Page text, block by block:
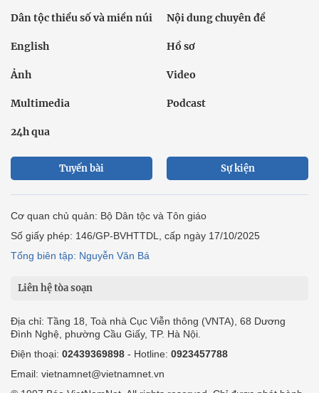
Dân tộc thiểu số và miền núi Nội dung chuyên đề
English Hồ sơ
Ảnh Video
Multimedia Podcast
24h qua
Tuyến bài Sự kiện
Cơ quan chủ quản: Bộ Dân tộc và Tôn giáo
Số giấy phép: 146/GP-BVHTTDL, cấp ngày 17/10/2025
Tổng biên tập: Nguyễn Văn Bá
Liên hệ tòa soạn
Địa chỉ: Tầng 18, Toà nhà Cục Viễn thông (VNTA), 68 Dương
Đình Nghệ, phường Cầu Giấy, TP. Hà Nội.
Điện thoại: 02439369898 - Hotline: 0923457788
Email: vietnamnet@vietnamnet.vn